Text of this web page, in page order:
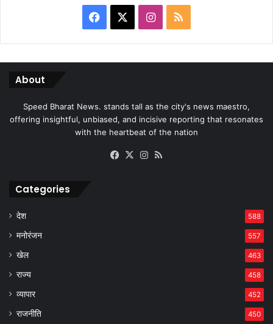
Facebook Instagram
RSS
About
Speed Bharat News. stands tall as the city's news maestro,
offering insightful, unbiased, and incisive reporting that resonates
with the heartbeat of the nation
Facebook
X Instagram
Categories
देश 588
मनोरंजन 557
खेल 463
राज्य 458
व्यापार 452
राजनीति 450